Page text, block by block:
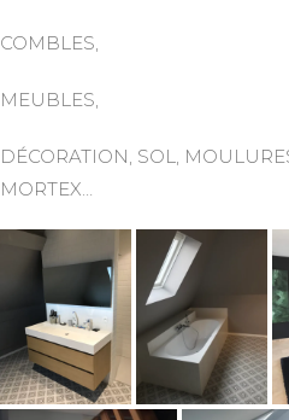
COMBLES,
MEUBLES,
DÉCORATION, SOL,
MORTEX…